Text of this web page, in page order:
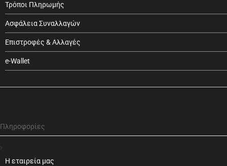
Τρόποι Πληρωμής
Ασφάλεια Συναλλαγών
Επιστροφές & Αλλαγές
e-Wallet
Πληροφορίες
Η εταιρεία μας